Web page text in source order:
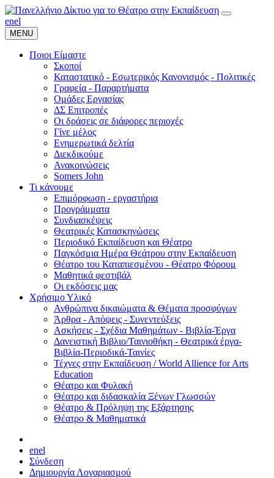
enel
MENU
Ποιοι Είμαστε
Σκοποί
Καταστατικό - Εσωτερικός Κανονισμός - Πολιτικές
Γραφεία - Παραρτήματα
Ομάδες Εργασίας
ΔΣ Επιτροπές
Οι δράσεις σε διάφορες περιοχές
Γίνε μέλος
Ενημερωτικά δελτία
Διεκδικούμε
Ανακοινώσεις
Somers John
Τι κάνουμε
Επιμόρφωση - εργαστήρια
Προγράμματα
Συνδιασκέψεις
Θεατρικές Κατασκηνώσεις
Περιοδικό Εκπαίδευση και Θέατρο
Παγκόσμια Ημέρα Θεάτρου στην Εκπαίδευση
Θέατρο του Καταπιεσμένου - Θέατρο Φόρουμ
Μαθητικά φεστιβάλ
Οι εκδόσεις μας
Χρήσιμο Υλικό
Ανθρώπινα δικαιώματα & Θέματα προσφύγων
Άρθρα - Απόψεις - Συνεντεύξεις
Ασκήσεις - Σχέδια Μαθημάτων - Βιβλία-Έργα
Δανειστική Βιβλιο/Ταινιοθήκη - Θεατρικά έργα-
Βιβλία-Περιοδικά-Ταινίες
Τέχνες στην Εκπαίδευση / World Allience for Arts
Education
Θέατρο και Φυλακή
Θέατρο και διδασκαλία Ξένων Γλωσσών
Θέατρο & Πρόληψη της Εξάρτησης
Θέατρο & Μαθηματικά
enel
Σύνδεση
Δημιουργία Λογαριασμού